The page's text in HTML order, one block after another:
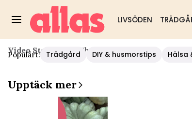
LIVSÖDEN
Populärt: Trädgård DIY & husmorstips Hälsa
Video Start / Mat Chokladrally
Upptäck mer